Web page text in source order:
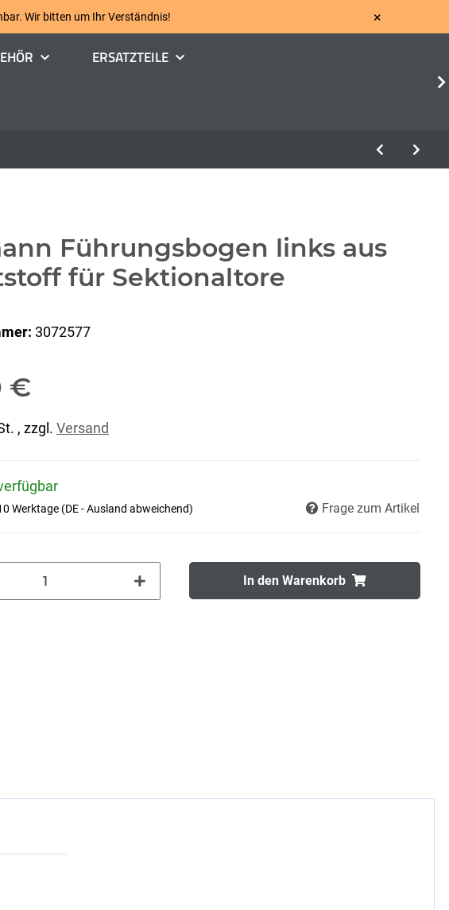
Wir bitten um Ihr Verständnis! ×
ERSATZTEILE
Führungsbogen links aus
für Sektionaltore
3072577
€
, zzgl. Versand
Werktage (DE - Ausland abweichend) Frage zum Artikel
In den Warenkorb